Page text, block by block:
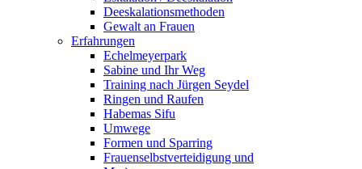
Deeskalationsmethoden
Gewalt an Frauen
Erfahrungen
Echelmeyerpark
Sabine und Ihr Weg
Training nach Jürgen Seydel
Ringen und Raufen
Habemas Sifu
Umwege
Formen und Sparring
Frauenselbstverteidigung und